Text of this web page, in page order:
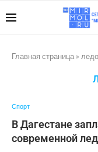
Главная страница »
Спорт
В Дагестане
современной